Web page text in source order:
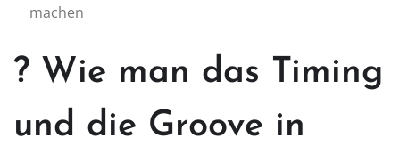
machen
? Wie man das Timing
und die Groove in